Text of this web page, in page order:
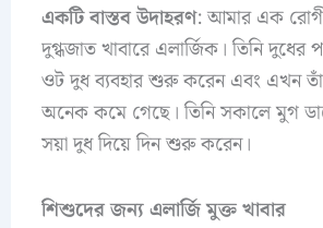
একটি বাস্তব উদাহরণ: আমার এক
দুগ্ধজাত খাবারে এলার্জিক। তিনি দুধের
ওট দুধ ব্যবহার শুরু করেন এবং এখন
অনেক কমে গেছে। তিনি সকালে মুগ
সয়া দুধ দিয়ে দিন শুরু করেন।
শিশুদের জন্য এলার্জি মুক্ত খাবার